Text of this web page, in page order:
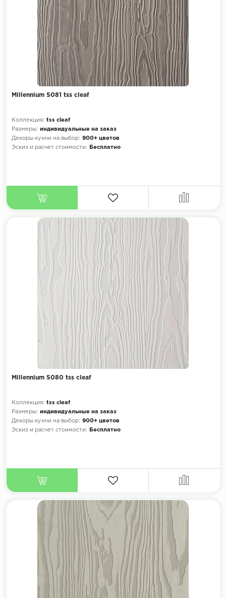
Millennium S081 tss cleaf
Коллекция: tss cleaf
Размеры: индивидуальные на заказ
Декоры кухни на выбор: 900+ цветов
Эскиз и расчет стоимости:
Бесплатно
Millennium S080 tss cleaf
Коллекция: tss cleaf
Размеры: индивидуальные на заказ
Декоры кухни на выбор: 900+ цветов
Эскиз и расчет стоимости:
Бесплатно